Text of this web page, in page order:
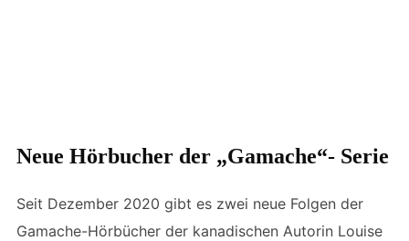
Neue Hörbucher der „Gamache“- Serie
Seit Dezember 2020 gibt es zwei neue Folgen der
Gamache-Hörbücher der kanadischen Autorin Louise